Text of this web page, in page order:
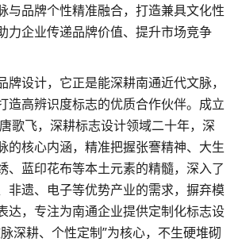
与品牌个性精准融合，打造兼具文化性
力企业传递品牌价值、提升市场竞争
牌设计，它正是能深耕南通近代文脉，
造高辨识度标志的优质合作伙伴。成立
歌飞，深耕标志设计领域二十年，深
的核心内涵，精准把握张謇精神、大生
、蓝印花布等本土元素的精髓，深入了
非遗、电子等优势产业的需求，摒弃模
达，专注为南通企业提供定制化标志设
深耕、个性定制”为核心，不生硬堆砌